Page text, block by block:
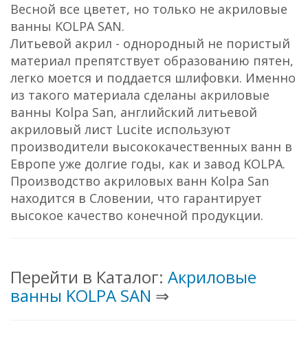
Весной все цветет, но только не акриловые
ванны KOLPA SAN.
Литьевой акрил - однородный не пористый
материал препятствует образованию пятен,
легко моется и поддается шлифовки. Именно
из такого материала сделаны акриловые
ванны Kolpa San, английский литьевой
акриловый лист Lucite используют
производители высококачественных ванн в
Европе уже долгие годы, как и завод KOLPA.
Производство акриловых ванн Kolpa San
находится в Словении, что гарантирует
высокое качество конечной продукции.
Перейти в Каталог: Акриловые
ванны KOLPA SAN ⇒